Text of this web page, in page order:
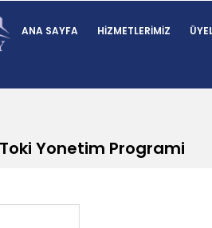
ANA SAYFA HIZMETLERIMIZ
Yonetim Programi